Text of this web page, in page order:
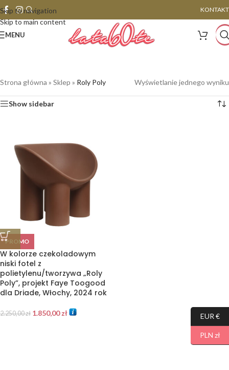
Skip to navigation
Skip to main content
KONTAKT
MENU
Strona główna » Sklep » Roly Poly Wyświetlanie jednego wyniku
Show sidebar
PROMO
W kolorze czekoladowym
niski fotel z
polietylenu/tworzywa „Roly
Poly”, projekt Faye Toogood
dla Driade, Włochy, 2024 rok
2.250,00zł 1.850,00zł EUR €
PLN zł